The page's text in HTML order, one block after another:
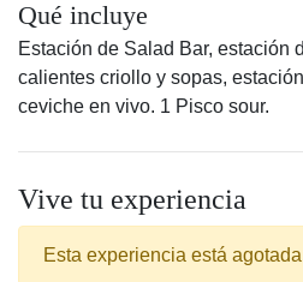
Qué incluye
Estación de Salad Bar, estación
calientes criollo y sopas,
ceviche en vivo. 1 Pisco sour.
Vive tu experiencia
Esta experiencia está